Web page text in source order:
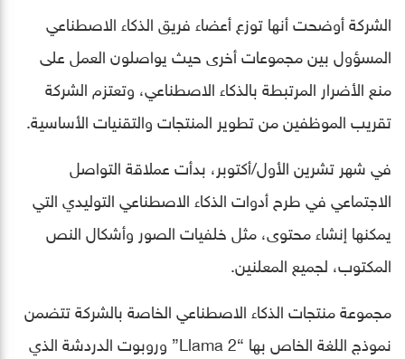
الشركة أوضحت أنها توزع أعضاء فريق الذكاء الاصطناعي
المسؤول بين مجموعات أخرى حيث يواصلون العمل على
منع الأضرار المرتبطة بالذكاء الاصطناعي، وتعتزم الشركة
تقريب الموظفين من تطوير المنتجات والتقنيات الأساسية.
في شهر تشرين الأول/أكتوبر، بدأت عملاقة التواصل
الاجتماعي في طرح أدوات الذكاء الاصطناعي التوليدي التي
يمكنها إنشاء محتوى، مثل خلفيات الصور وأشكال النص
المكتوب، لجميع المعلنين.
مجموعة منتجات الذكاء الاصطناعي الخاصة بالشركة تتضمن
نموذج اللغة الخاص بها “Llama 2” وروبوت الدردشة الذي